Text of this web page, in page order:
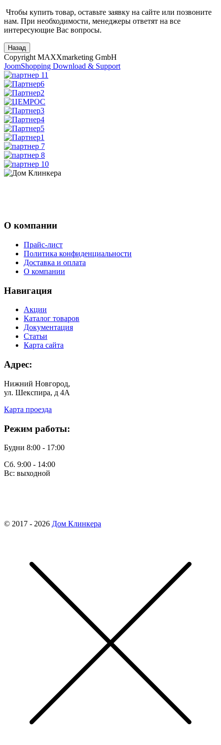
Чтобы купить товар, оставьте заявку на сайте или позвоните
нам. При необходимости, менеджеры ответят на все
интересующие Вас вопросы.
Copyright MAXXmarketing GmbH
JoomShopping Download & Support
О компании
Прайс-лист
Политика конфиденциальности
Доставка и оплата
О компании
Навигация
Акции
Каталог товаров
Документация
Статьи
Карта сайта
Адрес:
Нижний Новгород,
ул. Шекспира, д 4А
Карта проезда
Режим работы:
Будни 8:00 - 17:00
Сб. 9:00 - 14:00
Вс: выходной
© 2017 - 2026 Дом Клинкера